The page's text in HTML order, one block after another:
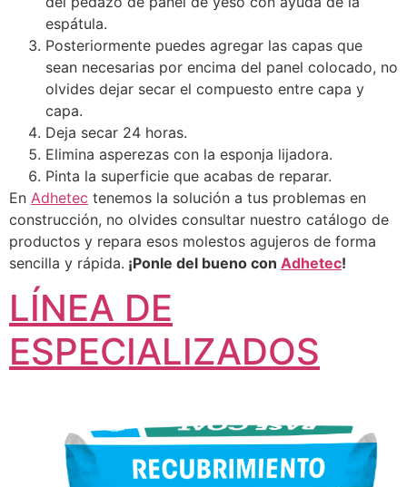
espátula.
Posteriormente puedes agregar las capas que
sean necesarias por encima del panel colocado, no
olvides dejar secar el compuesto entre capa y
capa.
Deja secar 24 horas.
Elimina asperezas con la esponja lijadora.
Pinta la superficie que acabas de reparar.
En Adhetec tenemos la solución a tus problemas en
construcción, no olvides consultar nuestro catálogo de
productos y repara esos molestos agujeros de forma
sencilla y rápida. ¡Ponle del bueno con Adhetec!
LÍNEA DE
ESPECIALIZADOS